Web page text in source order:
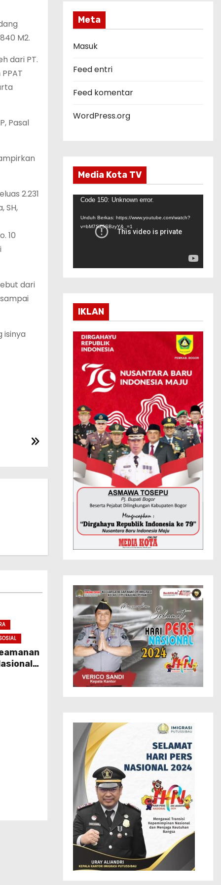
M2.
dari PT.
Pasal
2.231
SH,
10
dari
isinya
o
r
Meta
Masuk
Feed entri
Feed komentar
WordPress.org
Media Kota TV
a
d
Code 150: Unknown error.
Unduh Berkas: https://www.youtube.com/watch?
v=bM7SZ5SBzyY&_=1
IKLAN